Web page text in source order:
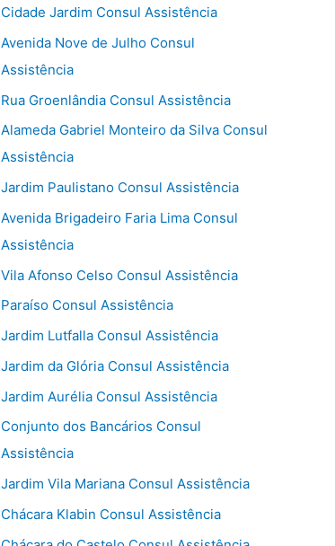
Cidade Jardim Consul Assistência
Avenida Nove de Julho Consul
Assistência
Rua Groenlândia Consul Assistência
Alameda Gabriel Monteiro da Silva Consul
Assistência
Jardim Paulistano Consul Assistência
Avenida Brigadeiro Faria Lima Consul
Assistência
Vila Afonso Celso Consul Assistência
Paraíso Consul Assistência
Jardim Lutfalla Consul Assistência
Jardim da Glória Consul Assistência
Jardim Aurélia Consul Assistência
Conjunto dos Bancários Consul
Assistência
Jardim Vila Mariana Consul Assistência
Chácara Klabin Consul Assistência